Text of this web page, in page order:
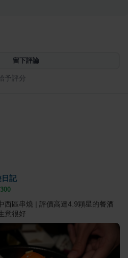
留下評論
予評分
記
300
西區串燒 | 評價高達4.9顆星的餐酒
意很好